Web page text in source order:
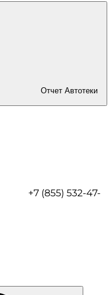
Отчет Автотеки
+7 (855) 532-47-